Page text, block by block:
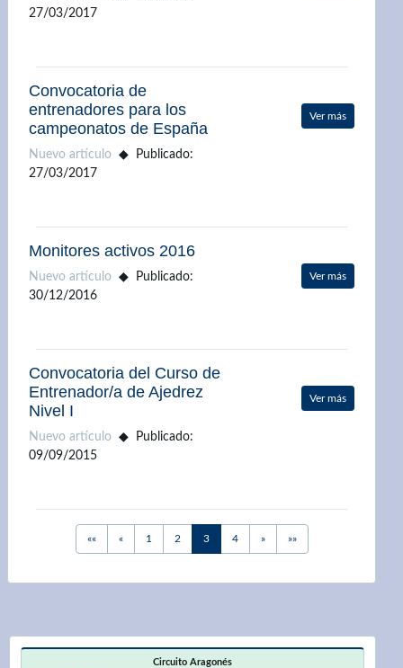
27/03/2017
Convocatoria de
entrenadores para los
campeonatos de España
Nuevo artículo
Publicado:
27/03/2017
Ver más
Monitores activos 2016
Nuevo artículo
Publicado:
30/12/2016
Ver más
Convocatoria del Curso de
Entrenador/a de Ajedrez
Nivel I
Nuevo artículo
Publicado:
09/09/2015
Ver más
««First «Previous
1 2 3 4 »Next »»Last
Circuito Aragonés